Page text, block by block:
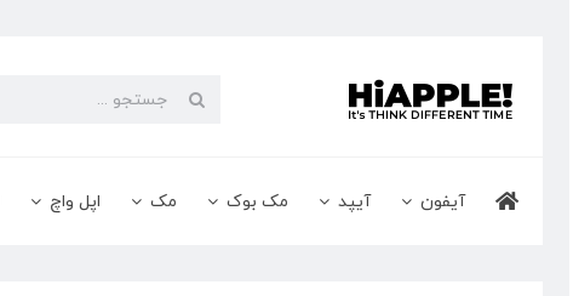
content
جستجو
آیفون آیپد مک بوک مک اپل واچ